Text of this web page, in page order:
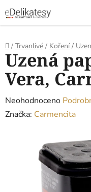
na
obsah
Domů
/ Trvanlivé / Koření /
Uzená
Vera,
Průměrné
hodnocení
Neohodnoceno
Značka: Carmencita